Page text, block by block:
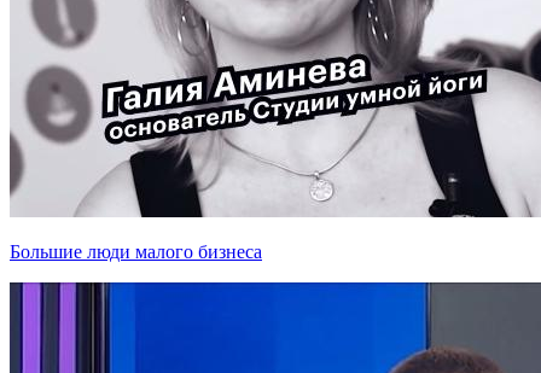
Большие люди малого бизнеса